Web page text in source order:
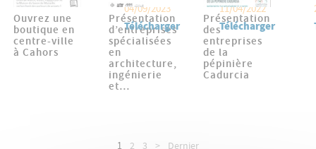
04/09/2023
Ouvrez une
boutique en
centre-ville
à Cahors
Télécharger
11/04/2022
Présentation
d’entreprises
spécialisées
en
architecture,
ingénierie
et…
Télécharger
Présentation
des
entreprises
de la
pépinière
Cadurcia